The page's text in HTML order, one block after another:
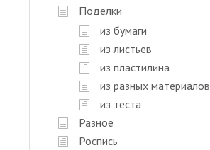
Поделки
из бумаги
из листьев
из пластилина
из разных материалов
из теста
Разное
Роспись